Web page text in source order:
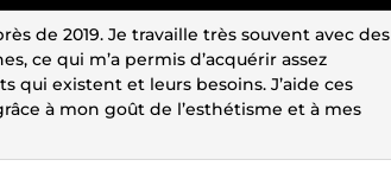
de 2019. Je travaille très souvent avec des
ce qui m’a permis d’acquérir assez
qui existent et leurs besoins. J’aide ces
à mon goût de l’esthétisme et à mes